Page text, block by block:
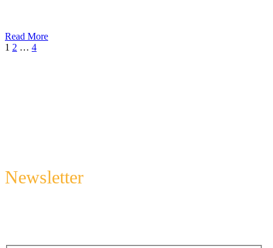
Read More
1 2 … 4Weiter
Newsletter